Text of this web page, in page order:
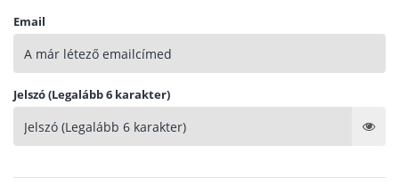
Email
Jelszó (Legalább 6 karakter)